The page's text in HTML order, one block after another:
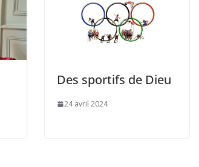
Des sportifs de Dieu
24 avril 2024